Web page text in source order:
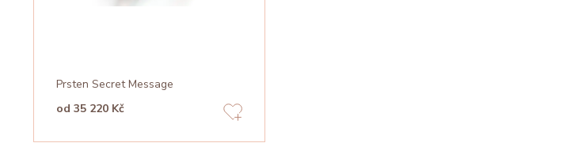
Prsten Secret Message
od 35 220 Kč